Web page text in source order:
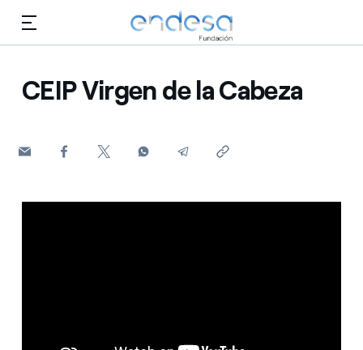
Empleo
CEIP Virgen de la Cabeza